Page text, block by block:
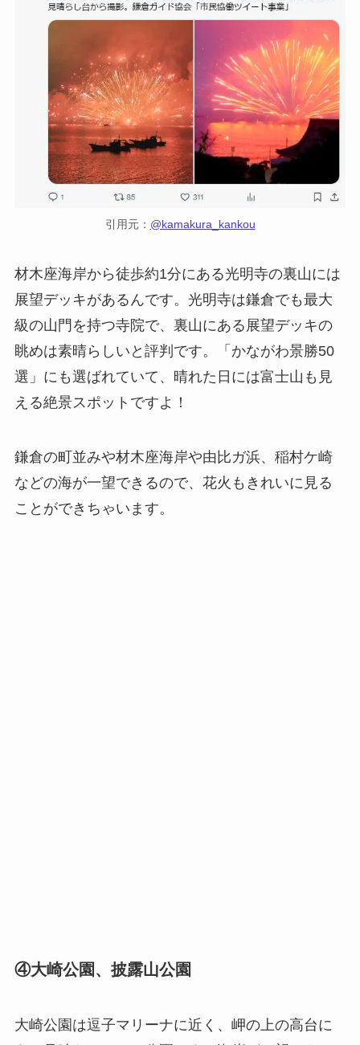
引用元： @kamakura_kankou
材木座海岸から徒歩約1分にある光明寺の裏山には
展望デッキがあるんです。光明寺は鎌倉でも最大
級の山門を持つ寺院で、裏山にある展望デッキの
眺めは素晴らしいと評判です。「かながわ景勝50
選」にも選ばれていて、晴れた日には富士山も見
える絶景スポットですよ！
鎌倉の町並みや材木座海岸や由比ガ浜、稲村ケ崎
などの海が一望できるので、花火もきれいに見る
ことができちゃいます。
④大崎公園、披露山公園
大崎公園は逗子マリーナに近く、岬の上の高台に